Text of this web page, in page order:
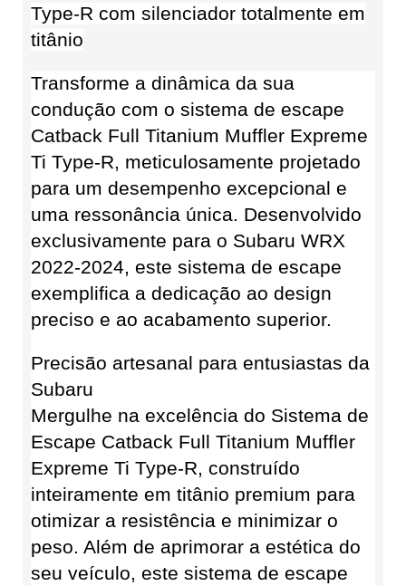
Type-R com silenciador totalmente em
titânio
Transforme a dinâmica da sua
condução com o sistema de escape
Catback Full Titanium Muffler Expreme
Ti Type-R, meticulosamente projetado
para um desempenho excepcional e
uma ressonância única. Desenvolvido
exclusivamente para o Subaru WRX
2022-2024, este sistema de escape
exemplifica a dedicação ao design
preciso e ao acabamento superior.
Precisão artesanal para entusiastas da
Subaru
Mergulhe na excelência do Sistema de
Escape Catback Full Titanium Muffler
Expreme Ti Type-R, construído
inteiramente em titânio premium para
otimizar a resistência e minimizar o
peso. Além de aprimorar a estética do
seu veículo, este sistema de escape